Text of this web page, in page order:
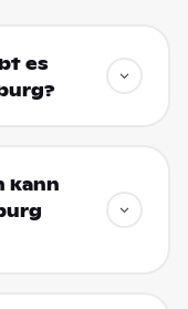
es
kann